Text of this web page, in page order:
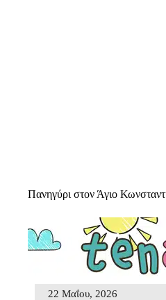
Πανηγύρι στον Άγιο
22 Μαΐου, 2026